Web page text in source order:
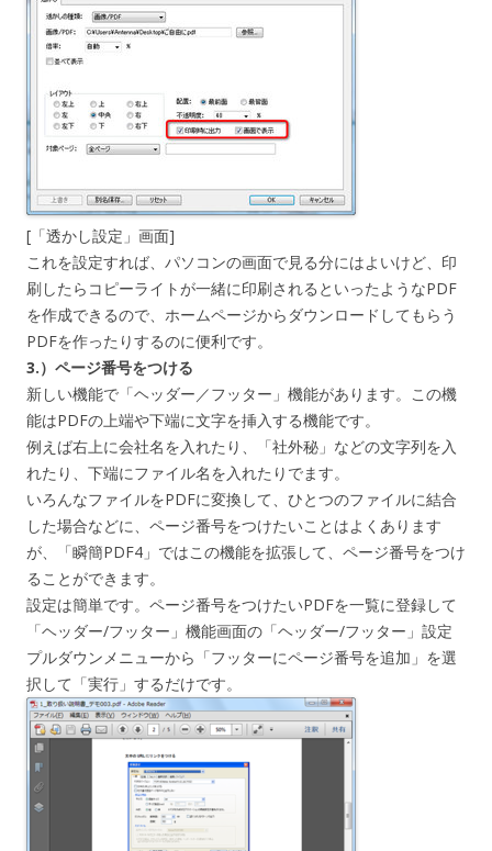
[「透かし設定」画面]
これを設定すれば、パソコンの画面で見る分にはよいけど、印
刷したらコピーライトが一緒に印刷されるといったようなPDF
を作成できるので、ホームページからダウンロードしてもらう
PDFを作ったりするのに便利です。
3.）ページ番号をつける
新しい機能で「ヘッダー／フッター」機能があります。この機
能はPDFの上端や下端に文字を挿入する機能です。
例えば右上に会社名を入れたり、「社外秘」などの文字列を入
れたり、下端にファイル名を入れたりでます。
いろんなファイルをPDFに変換して、ひとつのファイルに結合
した場合などに、ページ番号をつけたいことはよくあります
が、「瞬簡PDF4」ではこの機能を拡張して、ページ番号をつけ
ることができます。
設定は簡単です。ページ番号をつけたいPDFを一覧に登録して
「ヘッダー/フッター」機能画面の「ヘッダー/フッター」設定
プルダウンメニューから「フッターにページ番号を追加」を選
択して「実行」するだけです。